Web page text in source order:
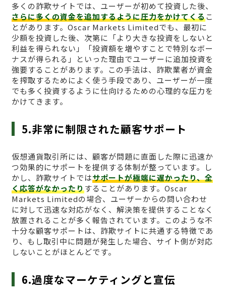
多くの詐欺サイトでは、ユーザーが初めて投資した後、
さらに多くの資金を追加するように圧力をかけてくるこ
とがあります。Oscar Markets Limitedでも、最初に
少額を投資した後、次第に「より大きな投資をしないと
利益を得られない」「投資額を増やすことで特別なボー
ナスが得られる」といった理由でユーザーに追加投資を
強要することがあります。この手法は、詐欺業者が資金
を搾取するためによく使う手段であり、ユーザーが一度
でも多く投資するように仕向けるための心理的な圧力を
かけてきます。
5.非常に制限された顧客サポート
仮想通貨取引所には、顧客が問題に直面した際に迅速か
つ効果的にサポートを提供する体制が整っています。し
かし、詐欺サイトではサポートが極端に遅かったり、全
く応答がなかったりすることがあります。Oscar
Markets Limitedの場合、ユーザーからの問い合わせ
に対して迅速な対応がなく、解決策を提供することなく
放置されることが多く報告されています。このような不
十分な顧客サポートは、詐欺サイトに共通する特徴であ
り、もし取引中に問題が発生した場合、サイト側が対応
しないことがほとんどです。
6.過度なマーケティングと宣伝